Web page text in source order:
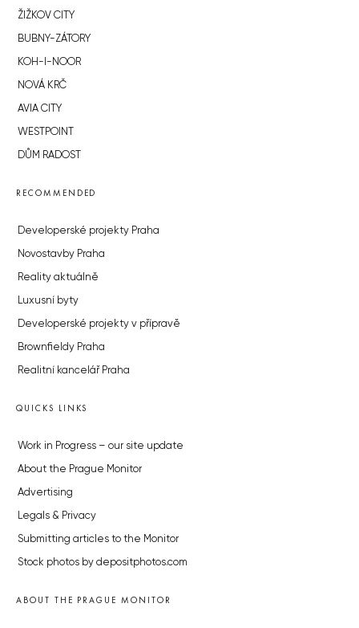
ŽIŽKOV CITY
BUBNY-ZÁTORY
KOH-I-NOOR
NOVÁ KRČ
AVIA CITY
WESTPOINT
DŮM RADOST
RECOMMENDED
Developerské projekty Praha
Novostavby Praha
Reality aktuálně
Luxusní byty
Developerské projekty v přípravě
Brownfieldy Praha
Realitní kancelář Praha
QUICKS LINKS
Work in Progress – our site update
About the Prague Monitor
Advertising
Legals & Privacy
Submitting articles to the Monitor
Stock photos by depositphotos.com
ABOUT THE PRAGUE MONITOR